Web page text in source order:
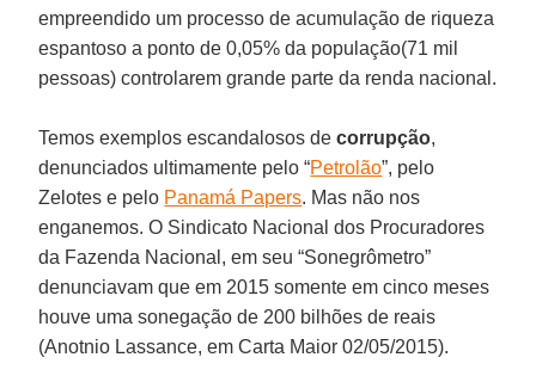
empreendido um processo de acumulação de riqueza
espantoso a ponto de 0,05% da população(71 mil
pessoas) controlarem grande parte da renda nacional.
Temos exemplos escandalosos decorrupção,
denunciados ultimamente pelo “Petrolão”, pelo
Zelotes e pelo Panamá Papers. Mas não nos
enganemos. O Sindicato Nacional dos Procuradores
da Fazenda Nacional, em seu “Sonegrômetro”
denunciavam que em 2015 somente em cinco meses
houve uma sonegação de 200 bilhões de reais
(Anotnio Lassance, em Carta Maior 02/05/2015).